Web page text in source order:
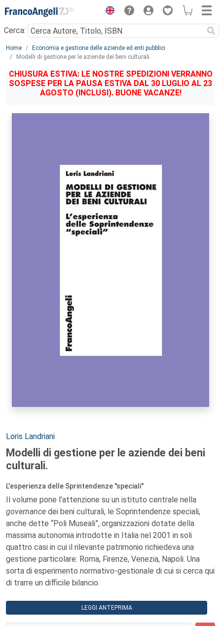
Menu
Cerca:
Main content
Home
Economia e gestione delle aziende ed enti pubblici
Modelli di gestione per le aziende dei beni culturali.
CHIUSURA ESTIVA: LE NOSTRE SPEDIZIONI VERRANNO
SOSPESE PER LA PAUSA ESTIVA DAL 30 LUGLIO AL 23
AGOSTO (INCLUSI). BUONE VACANZE!
Autori:
Loris Landriani
Modelli di gestione per le aziende dei beni
culturali.
L'esperienza delle Sprintendenze "speciali"
Il volume pone l’attenzione su un istituto centrale nella
governance dei beni culturali, le Soprintendenze speciali,
anche dette “Poli Museali”, organizzazioni dotate della
massima autonomia introdotte in Italia nel 2001 in soli
quattro casi in cui il rilevante patrimonio richiedeva una
gestione particolare: Roma, Firenze, Venezia, Napoli. Una
sorta di esperimento normativo-gestionale di cui si cerca qui
di trarre un difficile bilancio.
LEGGI ANTEPRIMA